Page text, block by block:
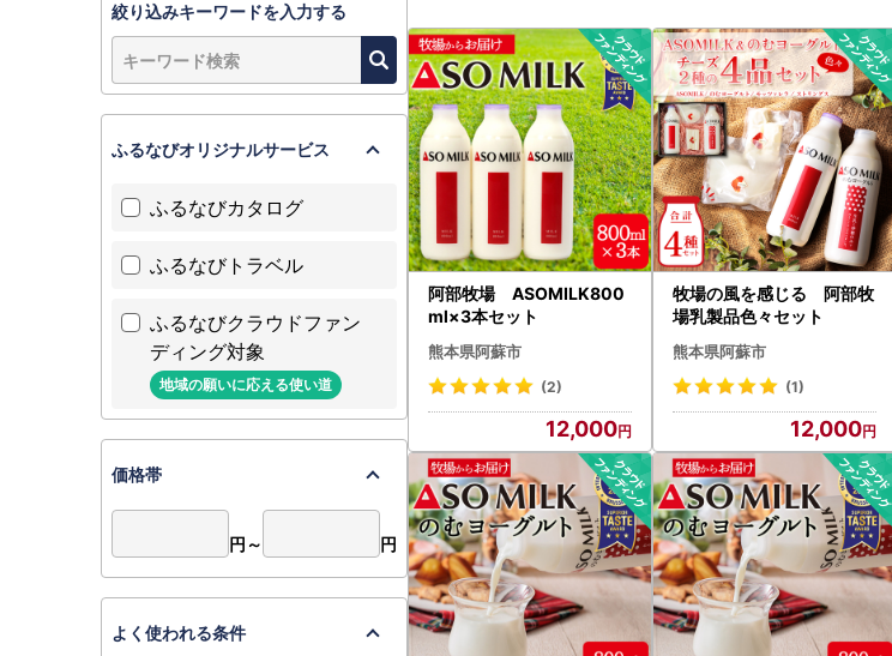
阿部牧場 ASOMILK800
ml×3本セット
熊本県阿蘇市
(2)
12,000
牧場の風を感じる 阿部牧
場乳製品色々セット
熊本県阿蘇市
(1)
12,000
絞り込みキーワードを入力する
ふるなびオリジナルサービス
ふるなびカタログ
ふるなびトラベル
ふるなびクラウドファン
ディング対象
地域の願いに応える使い道
価格帯
円～ 円
よく使われる条件